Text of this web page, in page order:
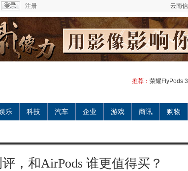
注册 云南
推荐： 荣耀FlyPods
乐 科技 汽车 企业 游戏 商讯 购物
，和AirPods 谁更值得买？